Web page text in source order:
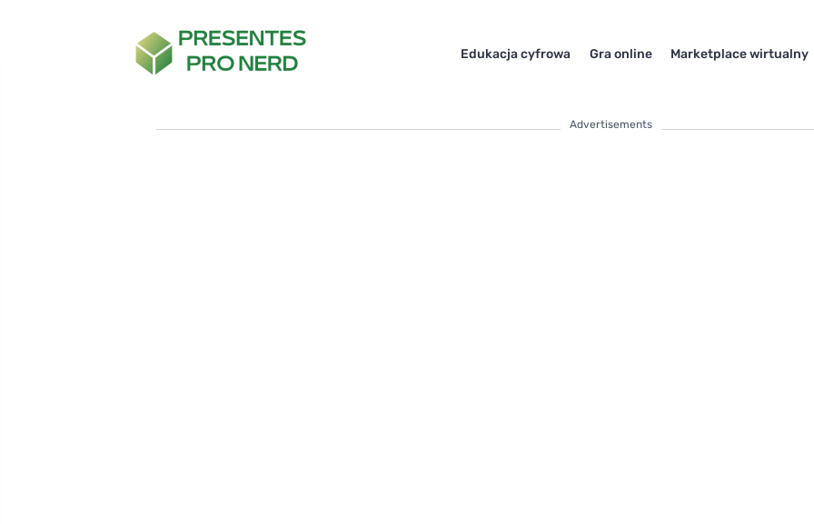
Edukacja cyfrowa Gra online Marketplace wirtualny
Advertisements